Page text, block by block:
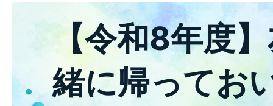
【令和8年度
緒に帰ってお